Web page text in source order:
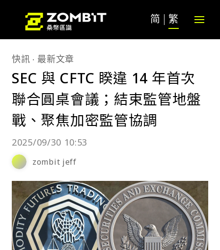
简 繁
快訊 最新文章
SEC 與 CFTC 睽違 14 年首次
聯合圓桌會議；結束監管地盤
戰、聚焦加密監管協調
2025/09/30 10:53
zombit jeff